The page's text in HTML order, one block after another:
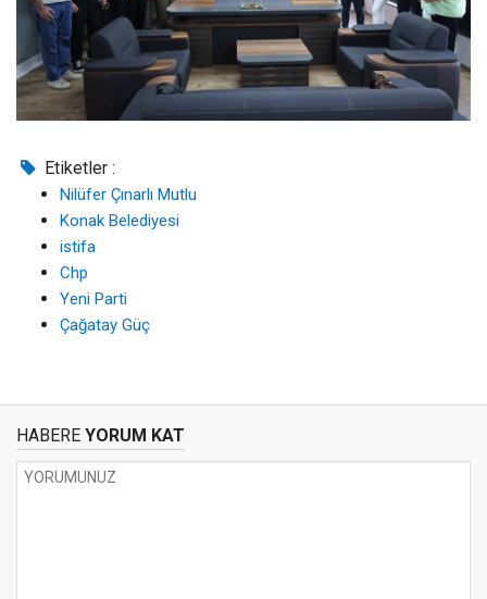
Etiketler :
Nilüfer Çınarlı Mutlu
Konak Belediyesi
istifa
Chp
Yeni Parti
Çağatay Güç
HABERE YORUM KAT